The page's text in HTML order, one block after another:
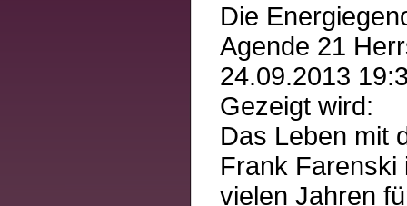
Die
Agende 21
24.09.2013
Gezeigt wird:
Das Leben mit
Frank Farenski
vielen Jahren